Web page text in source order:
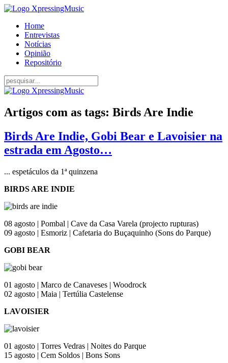
Home
Entrevistas
Notícias
Opinião
Repositório
Artigos com as tags: Birds Are Indie
Birds Are Indie, Gobi Bear e Lavoisier na
estrada em Agosto…
... espetáculos da 1ª quinzena
BIRDS ARE INDIE
08 agosto | Pombal | Cave da Casa Varela (projecto rupturas)
09 agosto | Esmoriz | Cafetaria do Buçaquinho (Sons do Parque)
GOBI BEAR
01 agosto | Marco de Canaveses | Woodrock
02 agosto | Maia | Tertúlia Castelense
LAVOISIER
01 agosto | Torres Vedras | Noites do Parque
15 agosto | Cem Soldos | Bons Sons